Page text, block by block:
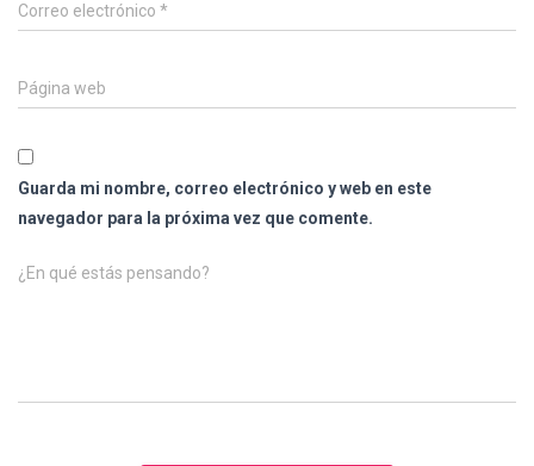
Correo electrónico *
Página web
Guarda mi nombre, correo electrónico y web en este
navegador para la próxima vez que comente.
¿En qué estás pensando?